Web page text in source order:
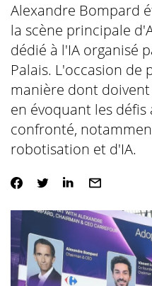
Alexandre Bompard
la scène principale
dédié à l'IA organisé
Palais. L'occasion de
manière dont
en évoquant les
confronté,
robotisation et d'IA.